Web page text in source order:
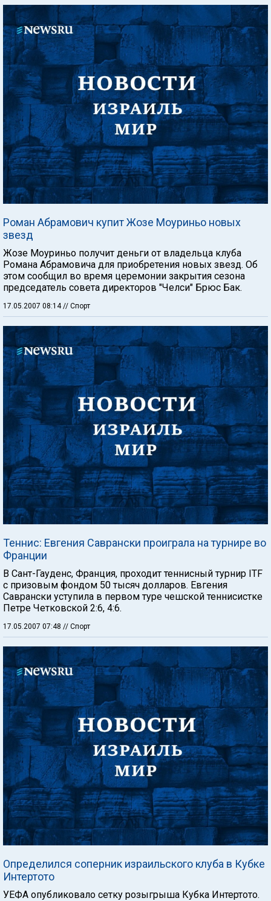
Роман Абрамович купит Жозе Моуриньо новых
звезд
Жозе Моуриньо получит деньги от владельца клуба
Романа Абрамовича для приобретения новых звезд. Об
этом сообщил во время церемонии закрытия сезона
председатель совета директоров "Челси" Брюс Бак.
17.05.2007 08:14 // Спорт
Теннис: Евгения Саврански проиграла на турнире во
Франции
В Сант-Гауденс, Франция, проходит теннисный турнир ITF
с призовым фондом 50 тысяч долларов. Евгения
Саврански уступила в первом туре чешской теннисистке
Петре Четковской 2:6, 4:6.
17.05.2007 07:48 // Спорт
Определился соперник израильского клуба в Кубке
Интертото
УЕФА опубликовало сетку розыгрыша Кубка Интертото.